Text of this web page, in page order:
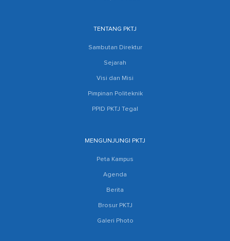
TENTANG PKTJ
Sambutan Direktur
Sejarah
Visi dan Misi
Pimpinan Politeknik
PPID PKTJ Tegal
MENGUNJUNGI PKTJ
Peta Kampus
Agenda
Berita
Brosur PKTJ
Galeri Photo